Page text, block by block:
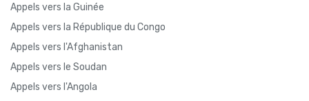
Appels vers la Guinée
Appels vers la République du Congo
Appels vers l'Afghanistan
Appels vers le Soudan
Appels vers l'Angola